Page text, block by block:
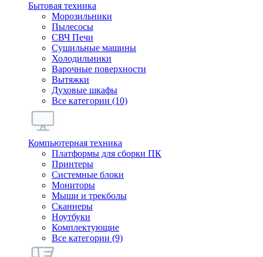
Бытовая техника
Морозильники
Пылесосы
СВЧ Печи
Сушильные машины
Холодильники
Варочные поверхности
Вытяжки
Духовые шкафы
Все категории (10)
Компьютерная техника
Платформы для сборки ПК
Принтеры
Системные блоки
Мониторы
Мыши и трекболы
Сканнеры
Ноутбуки
Комплектующие
Все категории (9)